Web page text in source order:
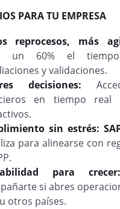
PARA TU EMPRESA
reprocesos, más
un 60% el
y validaciones.
decisiones:
en tiempo real
sin estrés:
para alinearse con
para crecer:
si abres
otros países.